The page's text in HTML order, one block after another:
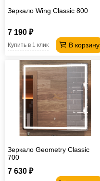
Зеркало Wing Classic 800
7 190 ₽
В корзину
Купить в 1 клик
Зеркало Geometry Classic
700
7 630 ₽